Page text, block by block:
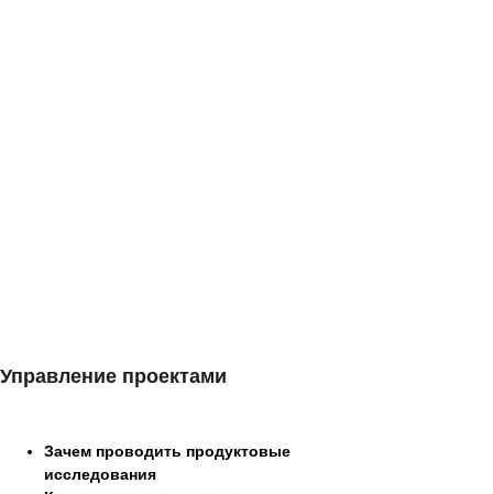
Зачем проводить продуктовые
исследования
Управление проектами